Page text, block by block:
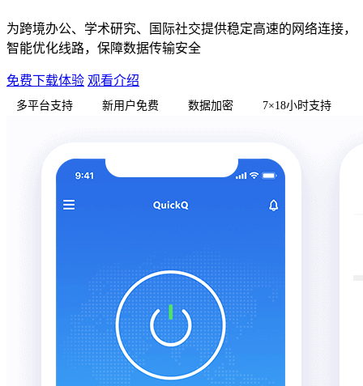
为跨境办公、学术研究、国际社交提供稳定高速的网络连接，
智能优化线路，保障数据传输安全
免费下载体验 观看介绍
多平台支持 新用户免费 数据加密 7×18小时支持